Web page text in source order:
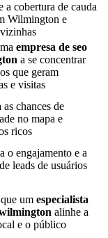
a cobertura de cauda
Wilmington e
empresa de seo
a se concentrar
que geram
e visitas
chances de
no mapa e
ricos
o engajamento e a
leads de usuários
um especialista
alinhe a
e o público